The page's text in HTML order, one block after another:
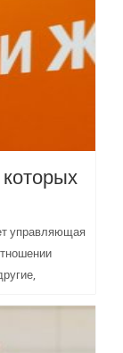
управляющая